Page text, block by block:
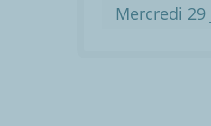
Mercredi